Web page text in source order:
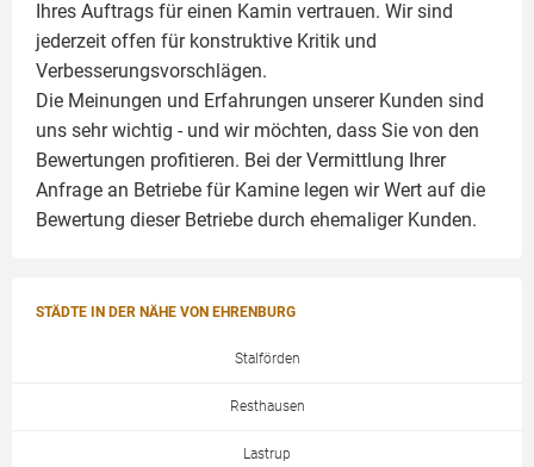
Ihres Auftrags für einen Kamin vertrauen. Wir sind
jederzeit offen für konstruktive Kritik und
Verbesserungsvorschlägen.
Die Meinungen und Erfahrungen unserer Kunden sind
uns sehr wichtig - und wir möchten, dass Sie von den
Bewertungen profitieren. Bei der Vermittlung Ihrer
Anfrage an Betriebe für Kamine legen wir Wert auf die
Bewertung dieser Betriebe durch ehemaliger Kunden.
STÄDTE IN DER NÄHE VON EHRENBURG
Stalförden
Resthausen
Lastrup